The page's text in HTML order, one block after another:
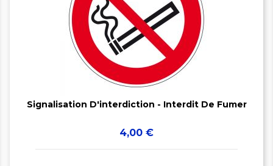

Signalisation D'interdiction - Interdit De Fumer
Prix
4,00 €